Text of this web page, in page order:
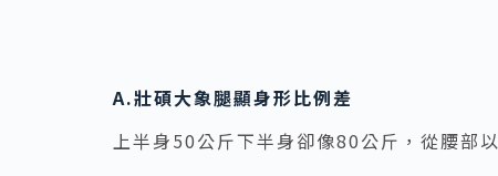
A.壯碩大象腿顯身形比例差
上半身50公斤下半身卻像80公斤，從腰部